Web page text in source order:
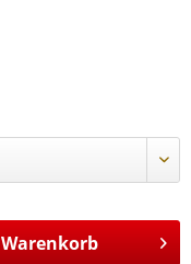
Warenkorb